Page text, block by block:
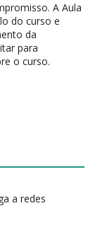
A Aula
do curso e
da
para
o curso.
a redes